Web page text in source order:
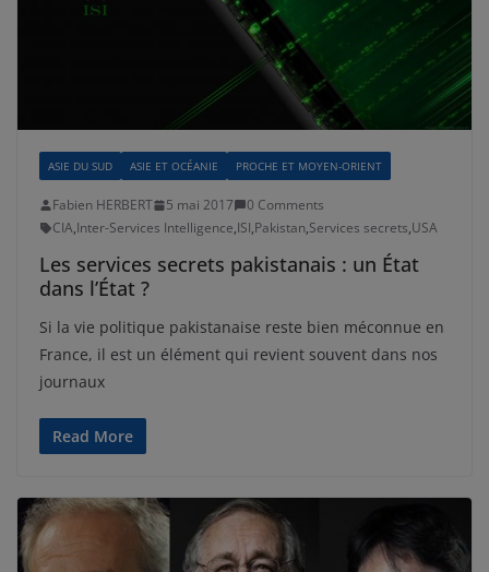
ASIE DU SUD ASIE ET OCÉANIE PROCHE ET MOYEN-ORIENT
Fabien HERBERT 5 mai 2017
0 Comments
CIA,Inter-Services Intelligence,ISI,Pakistan,Services secrets,USA
Les services secrets pakistanais : un État
dans l’État ?
Si la vie politique pakistanaise reste bien méconnue en
France, il est un élément qui revient souvent dans nos
journaux
Read More